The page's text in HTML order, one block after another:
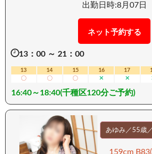
の言葉・仕草・そして表情のひとつ
に読み取り、どうすれば喜んでもら
全身で感じ取りながら応えてくれる
女の全身全霊のご奉仕は、男の征
し、これまでにない快感と満足感を
してくれることでしょう。 「ドMの女性と過ごす
時間が、ここまで深く濃密なもの
そんな新たな扉を、あなた自身が開
せん。 まだドM女性を知らない方も。 ぜひ一度、
その世界をご体感ください。 きっと、忘れられな
出勤日時:8月07日
ネット予約する
13：00 ～ 21：00
13
〇
14
〇
15
〇
16
✕
17
✕
16:40～18:40(千種区120分ご予約)
あゆみ／55歳
159cm